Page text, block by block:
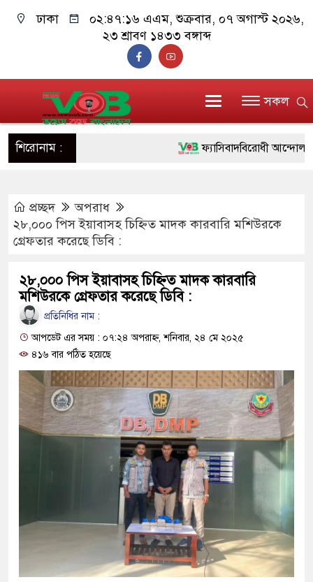
ঢাকা ০২:৪৭:১৭ এএম, শুক্রবার, ০৭ অগাস্ট ২০২৬,
২৩ শ্রাবণ ১৪৩৩ বঙ্গাব্দ
সকল
শিরোনাম : ফ্যাসিবাদবিরোধী আন্দোলনে
জনগণ পরিবর্তন চেয়েছে
মাদক কারবারি গ্রেফতার
২৮ লাখ টাকার জাল নোটসহ
থানা পুলিশ
যেকোনো সময় বেনজীরের
নেতৃত্ব ও গণতন্ত্রের মূর্তমান
যে ভাবে ডেভিড ইমনের কাছে
‘আজহার খান’
প্রচ্ছদ
অপরাধ
২৮,০০০ পিস ইয়াবাসহ চিহ্নিত মাদক কারবারি মশিউরকে
গ্রেফতার করেছে ডিবি :
২৮,০০০ পিস ইয়াবাসহ চিহ্নিত মাদক কারবারি
মশিউরকে গ্রেফতার করেছে ডিবি :
প্রতিনিধির নাম :
আপডেট এর সময় : ০৭:২৪ অপরাহ্ন, শনিবার, ২৪ মে ২০২৫
৪১৬ বার পঠিত হয়েছে